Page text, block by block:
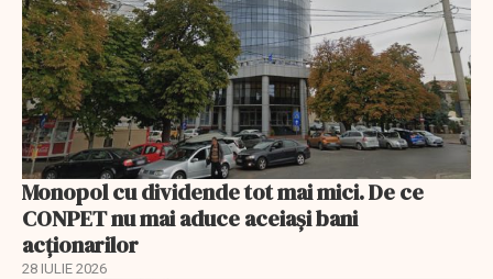
Monopol cu dividende tot mai mici. De ce
CONPET nu mai aduce aceiași bani
acționarilor
28 IULIE 2026